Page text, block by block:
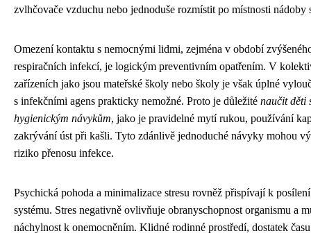
zvlhčovače vzduchu nebo jednoduše rozmístit po místnosti nádoby
Omezení kontaktu s nemocnými lidmi, zejména v období
respiračních infekcí, je logickým preventivním opatřením. V
zařízeních jako jsou mateřské školy nebo školy je však úplné
s infekčními agens prakticky nemožné. Proto je důležité naučit děti
hygienickým návykům, jako je pravidelné mytí rukou, používání
zakrývání úst při kašli. Tyto zdánlivě jednoduché návyky mohou
riziko přenosu infekce.
Psychická pohoda a minimalizace stresu rovněž přispívají k
systému. Stres negativně ovlivňuje obranyschopnost organismu a
náchylnost k onemocněním. Klidné rodinné prostředí, dostatek